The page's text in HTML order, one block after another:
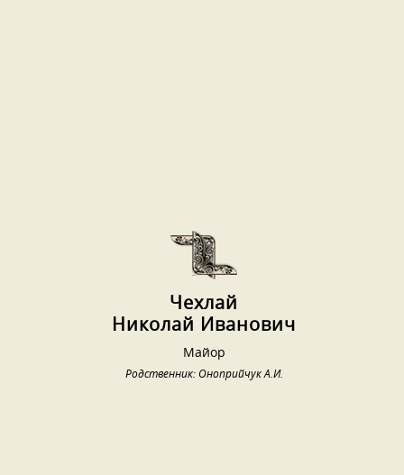
Чехлай
Николай Иванович
Майор
Родственник: Оноприйчук А.И.